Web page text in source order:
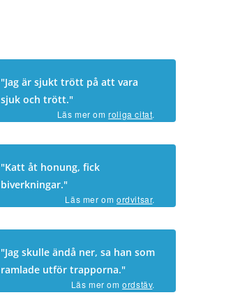
"Jag är sjukt trött på att vara
sjuk och trött."
Läs mer omroliga citat.
"Katt åt honung, fick
biverkningar."
Läs mer om ordvitsar.
"Jag skulle ändå ner, sa han som
ramlade utför trapporna."
Läs mer omordstäv.